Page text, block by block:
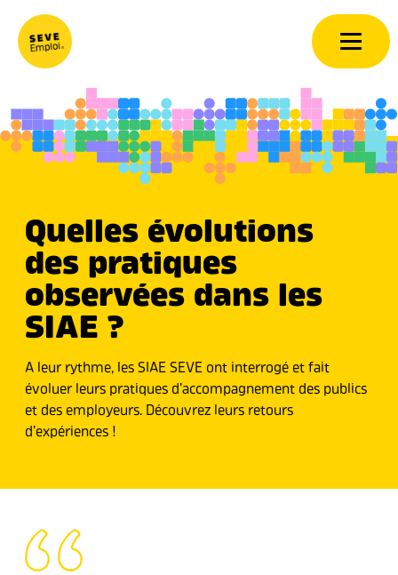
Aller au contenu
Quelles évolutions
des pratiques
observées dans les
SIAE ?
A leur rythme, les SIAE SEVE ont interrogé et fait
évoluer leurs pratiques d’accompagnement des publics
et des employeurs. Découvrez leurs retours
d’expériences !